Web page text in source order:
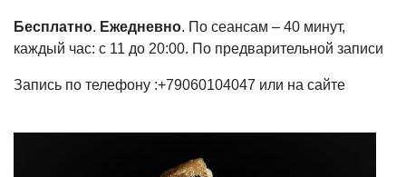
Бесплатно. Ежедневно. По сеансам – 40 минут,
каждый час: с 11 до 20:00. По предварительной записи
Запись по телефону :+79060104047 или на сайте